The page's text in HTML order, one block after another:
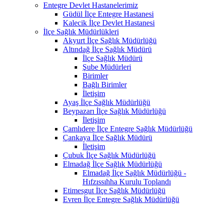
Entegre Devlet Hastanelerimiz
Güdül İlçe Entegre Hastanesi
Kalecik İlçe Devlet Hastanesi
İlçe Sağlık Müdürlükleri
Akyurt İlçe Sağlık Müdürlüğü
Altındağ İlçe Sağlık Müdürü
İlçe Sağlık Müdürü
Şube Müdürleri
Birimler
Bağlı Birimler
İletişim
Ayaş İlçe Sağlık Müdürlüğü
Beypazarı İlçe Sağlık Müdürlüğü
İletişim
Çamlıdere İlçe Entegre Sağlık Müdürlüğü
Çankaya İlçe Sağlık Müdürü
İletişim
Çubuk İlçe Sağlık Müdürlüğü
Elmadağ İlçe Sağlık Müdürlüğü
Elmadağ İlçe Sağlık Müdürlüğü -
Hıfzıssıhha Kurulu Toplandı
Etimesgut İlçe Sağlık Müdürlüğü
Evren İlçe Entegre Sağlık Müdürlüğü